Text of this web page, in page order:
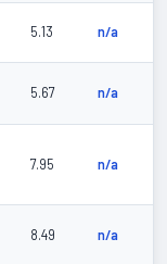
5.13 n/a
5.67 n/a
7.95 n/a
8.49 n/a